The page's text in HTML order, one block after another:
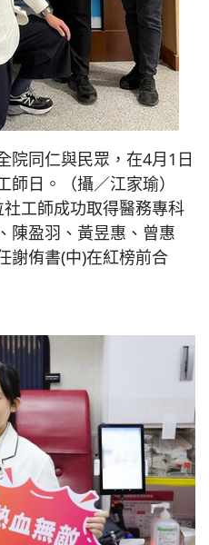
院同仁與民眾，在4月1日
日。（攝／江家瑜）
工師成功取得醫務專科
陳盈羽、黃昱惠、曾惠
謝侑書(中)在紅榜前合